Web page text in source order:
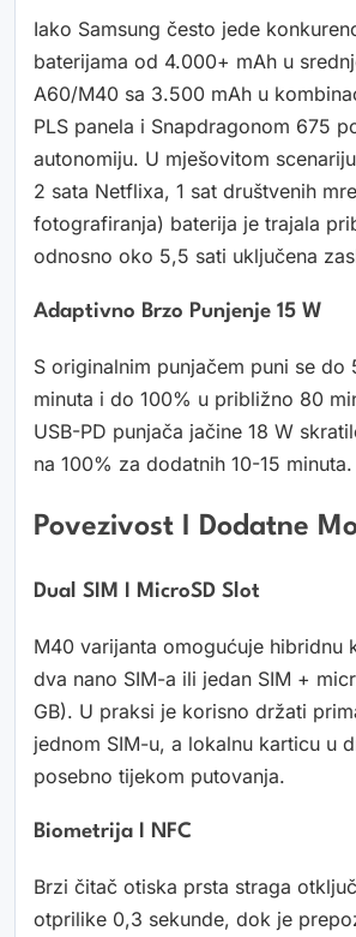
Iako Samsung često jede
baterijama od 4.000+ mAh u
A60/M40 sa 3.500 mAh u
PLS panela i Snapdragonom 675
autonomiju. U mješovitom
2 sata Netflixa, 1 sat društvenih
fotografiranja) baterija je trajala
odnosno oko 5,5 sati uključena
Adaptivno Brzo Punjenje 15 W
S originalnim punjačem puni se do
minuta i do 100% u približno 80
USB-PD punjača jačine 18 W
na 100% za dodatnih 10-15 minuta.
Povezivost I Dodatne
Dual SIM I MicroSD Slot
M40 varijanta omogućuje hibridnu
dva nano SIM-a ili jedan SIM +
GB). U praksi je korisno držati
jednom SIM-u, a lokalnu karticu u
posebno tijekom putovanja.
Biometrija I NFC
Brzi čitač otiska prsta straga
otprilike 0,3 sekunde, dok je